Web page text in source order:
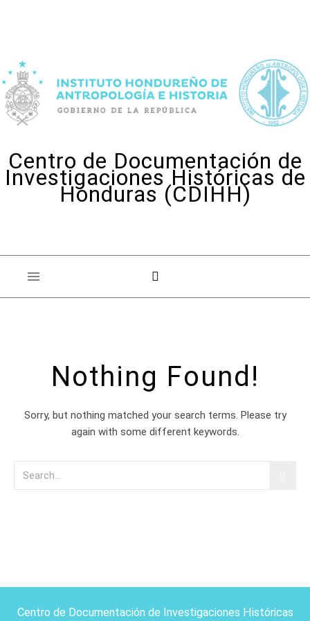
Centro de Documentación de
Investigaciones Históricas de
Honduras (CDIHH)
Nothing Found!
Sorry, but nothing matched your search terms. Please try
again with some different keywords.
Centro de Documentación de Investigaciones Históricas